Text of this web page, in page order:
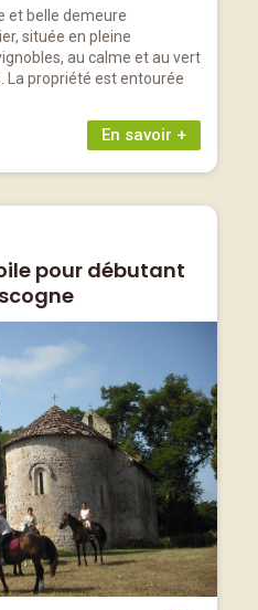
et belle demeure
située en pleine
au calme et au vert
La propriété est entourée
En savoir +
pour débutant